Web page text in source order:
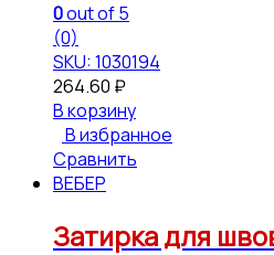
0out of 5
(0)
SKU: 1030194
264.60 ₽
В корзину
В избранное
Сравнить
ВЕБЕР
Затирка для